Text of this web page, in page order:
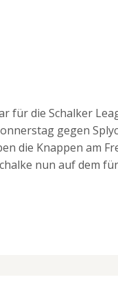
für die Schalker
gegen
die Knappen am
nun auf dem